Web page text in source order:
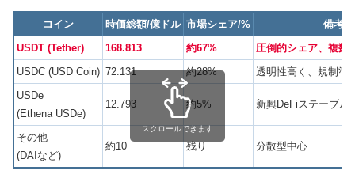
コイン 時価総額/億ドル 市場シェア/%
備考
USDT (Tether)
168.813 約67%
圧倒的シェア、複数
USDC (USD Coin) 72.131 約28%
透明性高く、規制準
USDe
(Ethena USDe)
12.793 約5% 新興DeFiステーブル
その他
(DAIなど)
約10 残り 分散型中心
スクロールできます